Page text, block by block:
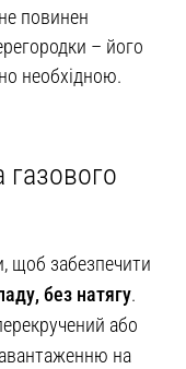
повинен
– його
необхідною.
газового
щоб забезпечити
без натягу.
або
на